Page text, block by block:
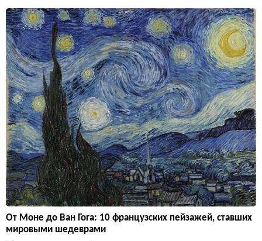
От Моне до Ван Гога: 10 французских пейзажей, ставших
мировыми шедеврами